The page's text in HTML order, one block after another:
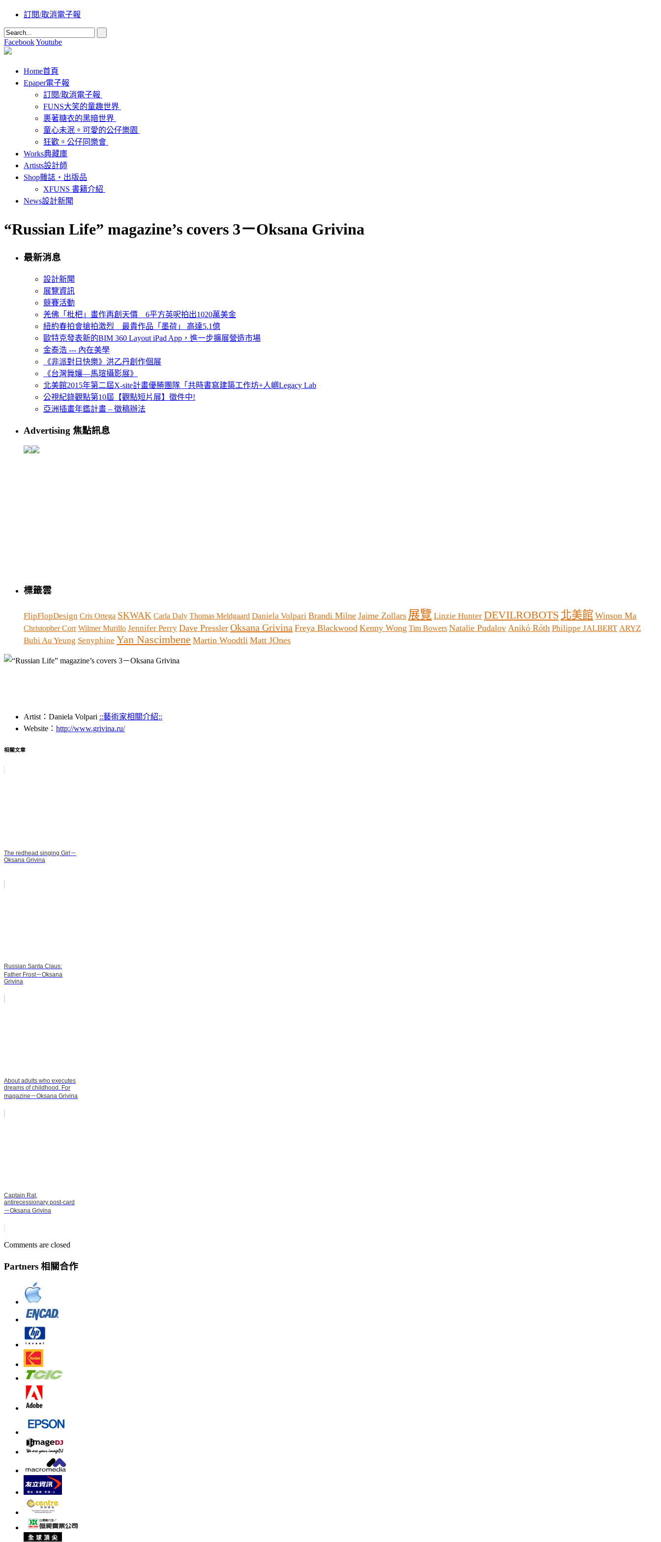
訂閱/取消電子報
FacebookYoutube
Home首頁
Epaper電子報
訂閱/取消電子報
FUNS大笑的童趣世界
裹著糖衣的黑暗世界
童心未泯。可愛的公仔樂園
狂歡。公仔同樂會
Works典藏庫
Artists設計師
Shop雜誌‧出版品
XFUNS 書籍介紹
News設計新聞
“Russian Life” magazine’s covers 3－Oksana Grivina
最新消息
設計新聞
展覽資訊
競賽活動
羌佛「枇杷」畫作再創天價 6平方英呎拍出1020萬美金
紐約春拍會搶拍激烈 最貴作品「墨荷」 高達5.1億
歐特克發表新的BIM 360 Layout iPad App，進一步擴展營造市場
金泰浩 --- 內在美學
《非派對日快樂》洪乙丹創作個展
《台灣舞孃—馬瑄攝影展》
北美館2015年第二屆X-site計畫優勝團隊「共時書寫建築工作坊+人嶼Legacy Lab
公視紀錄觀點第10屆【觀點短片展】徵件中!
亞洲插畫年鑑計畫 – 徵稿辦法
Advertising 焦點訊息
標籤雲
FlipFlopDesign Cris Ortega SKWAK Carla Daly Thomas Meldgaard Daniela Volpari Brandi Milne Jaime Zollars 展覽 Linzie Hunter DEVILROBOTS 北美館 Winson Ma
Christopher Corr Wilmer Murillo Jennifer Perry Dave Pressler Oksana Grivina Freya Blackwood Kenny Wong Tim Bowers Natalie Pudalov Anikó Róth Philippe JALBERT ARYZ
Bubi Au Yeung Senyphine Yan Nascimbene Martin Woodtli Matt JOnes
Artist：Daniela Volpari ::藝術家相關介紹::
Website： http://www.grivina.ru/
相關文章
The redhead singing Girl－
Oksana Grivina
Russian Santa Claus:
Father Frost－Oksana
Grivina
About adults who executes
dreams of childhood. For
magazine－Oksana Grivina
Captain Rat,
antirecessionary post-card
－Oksana Grivina
Comments are closed
Partners 相關合作